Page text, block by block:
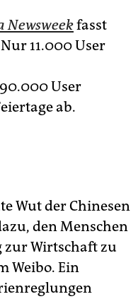
Newsweekfasst
11.000 User
User
ab.
Wut der Chinesen
den Menschen
zur Wirtschaft zu
Weibo. Ein